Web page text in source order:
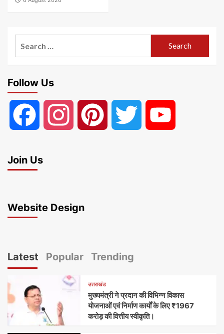
Follow Us
Facebook Instagram Pinterest Twitter
Join Us
Website Design
Latest Popular Trending
उत्तराखंड
मुख्यमंत्री ने प्रदान की विभिन्न विकास
योजनाओं एवं निर्माण कार्यों के लिए ₹1967
करोड़ की वित्तीय स्वीकृति।